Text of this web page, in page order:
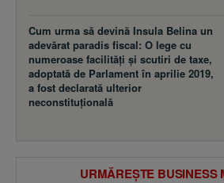
Cum urma să devină Insula Belina un
adevărat paradis fiscal: O lege cu
numeroase facilităţi şi scutiri de taxe,
adoptată de Parlament în aprilie 2019,
a fost declarată ulterior
neconstituţională
URMĂREȘTE BUSINESS